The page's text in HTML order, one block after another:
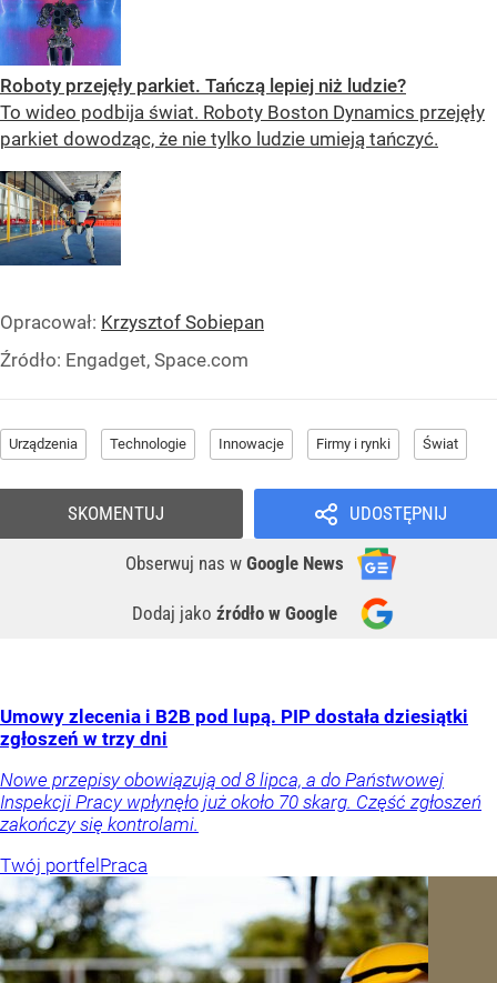
Roboty przejęły parkiet. Tańczą lepiej niż ludzie?
To wideo podbija świat. Roboty Boston Dynamics przejęły
parkiet dowodząc, że nie tylko ludzie umieją tańczyć.
Opracował: Krzysztof Sobiepan
Źródło: Engadget, Space.com
Urządzenia Technologie Innowacje Firmy i rynki Świat
UDOSTĘPNIJ
Obserwuj nas w Google News
Dodaj jako źródło w Google
SKOMENTUJ
Umowy zlecenia i B2B pod lupą. PIP dostała dziesiątki
zgłoszeń w trzy dni
Nowe przepisy obowiązują od 8 lipca, a do Państwowej
Inspekcji Pracy wpłynęło już około 70 skarg. Część zgłoszeń
zakończy się kontrolami.
Twój portfelPraca